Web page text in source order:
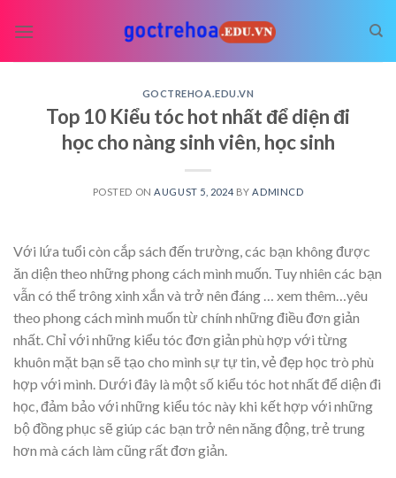
GOCTREHOA.EDU.VN
Top 10 Kiểu tóc hot nhất để diện đi
học cho nàng sinh viên, học sinh
POSTED ON AUGUST 5, 2024 BY ADMINCD
Với lứa tuổi còn cắp sách đến trường, các bạn không được
ăn diện theo những phong cách mình muốn. Tuy nhiên các bạn
vẫn có thể trông xinh xắn và trở nên đáng
… xem thêm… yêu
theo phong cách mình muốn từ chính những điều đơn giản
nhất. Chỉ với những kiểu tóc đơn giản phù hợp với từng
khuôn mặt bạn sẽ tạo cho mình sự tự tin, vẻ đẹp học trò phù
hợp với mình. Dưới đây là một số kiểu tóc hot nhất để diện đi
học, đảm bảo với những kiểu tóc này khi kết hợp với những
bộ đồng phục sẽ giúp các bạn trở nên năng động, trẻ trung
hơn mà cách làm cũng rất đơn giản.